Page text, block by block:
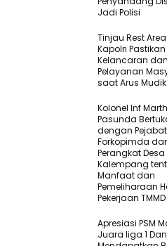
Jadi Polisi
Tinjau Rest Area
Kapolri Pastikan
Kelancaran dan
Pelayanan
saat Arus Mudik
Kolonel Inf
Pasunda
dengan Pejabat
Forkopimda
Perangkat Desa
Kalempang
Manfaat dan
Pemeliharaan
Pekerjaan TMMD
Apresiasi PSM
Juara liga 1 Dan